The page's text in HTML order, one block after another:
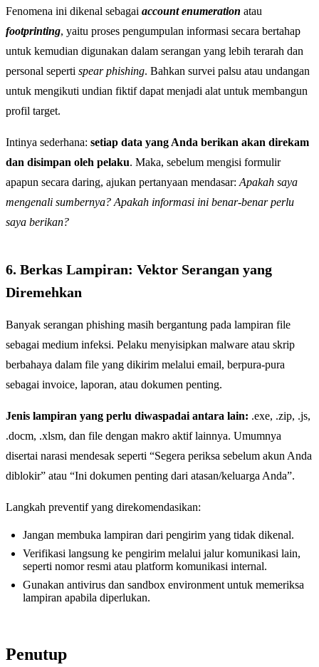
Fenomena ini dikenal sebagai account enumeration atau
footprinting, yaitu proses pengumpulan informasi secara bertahap
untuk kemudian digunakan dalam serangan yang lebih terarah dan
personal seperti spear phishing. Bahkan survei palsu atau undangan
untuk mengikuti undian fiktif dapat menjadi alat untuk membangun
profil target.
Intinya sederhana: setiap data yang Anda berikan akan direkam
dan disimpan oleh pelaku. Maka, sebelum mengisi formulir
apapun secara daring, ajukan pertanyaan mendasar: Apakah saya
mengenali sumbernya? Apakah informasi ini benar-benar perlu
saya berikan?
6. Berkas Lampiran: Vektor Serangan yang
Diremehkan
Banyak serangan phishing masih bergantung pada lampiran file
sebagai medium infeksi. Pelaku menyisipkan malware atau skrip
berbahaya dalam file yang dikirim melalui email, berpura-pura
sebagai invoice, laporan, atau dokumen penting.
Jenis lampiran yang perlu diwaspadai antara lain: .exe, .zip, .js,
.docm, .xlsm, dan file dengan makro aktif lainnya. Umumnya
disertai narasi mendesak seperti “Segera periksa sebelum akun Anda
diblokir” atau “Ini dokumen penting dari atasan/keluarga Anda”.
Langkah preventif yang direkomendasikan:
Jangan membuka lampiran dari pengirim yang tidak dikenal.
Verifikasi langsung ke pengirim melalui jalur komunikasi lain,
seperti nomor resmi atau platform komunikasi internal.
Gunakan antivirus dan sandbox environment untuk memeriksa
lampiran apabila diperlukan.
Penutup